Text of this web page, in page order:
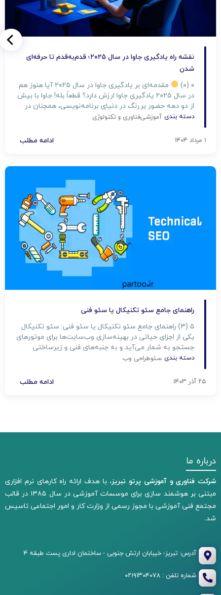
نقشه راه یادگیری جاوا در سال ۲۰۲۵؛ قدم‌به‌قدم تا حرفه‌ای
شدن
۰ (۰)
مقدمه‌ای بر یادگیری جاوا در سال ۲۰۲۵ آیا هنوز هم
در سال ۲۰۲۵ یادگیری جاوا ارزش دارد؟ قطعاً بله! جاوا با بیش
از دو دهه حضور پررنگ در دنیای برنامه‌نویسی، همچنان در
پروژه‌های سازمانی، سیستم‌های مالی، اندروید، و بک‌اند وب
بازار کار قوی […]
دسته بندی آموزشیفناوری و تکنولوژی
۱ مرداد ۱۴۰۴ ادامه مطلب
راهنمای جامع سئو تکنیکال یا سئو فنی
۵ (۳) راهنمای جامع سئو تکنیکال یا سئو فنی: سئو تکنیکال
یکی از اجزای حیاتی در بهینه‌سازی وب‌سایت‌ها برای موتورهای
جستجو به شمار می‌آید و به جنبه‌های فنی و زیرساختی
سایت مرتبط است. در این مقاله که به صورت اختصاصی
اصول، ابزارها و نکات کلیدی […]
دسته بندی سئوطراحی وب
۲۵ آذر ۱۴۰۳ ادامه مطلب
درباره ما
شرکت فناوری و آموزشی پرتو تبریز، با هدف ارائه راه کارهای نرم افزاری
مبتنی بر هوشمند سازی برای موسسات آموزشی در سال ۱۳۸۵ در قالب
مجتمع فنی آموزشی با مجوز رسمی از وزارت کار و امور اجتماعی تاسیس
شد.
آدرس: تبریز- خیبابان ارتش جنوبی - ساختمان اداری پست طبقه ۴
شماره تلفن : ۰۲۱۹۱۳۰۴۰۷۸